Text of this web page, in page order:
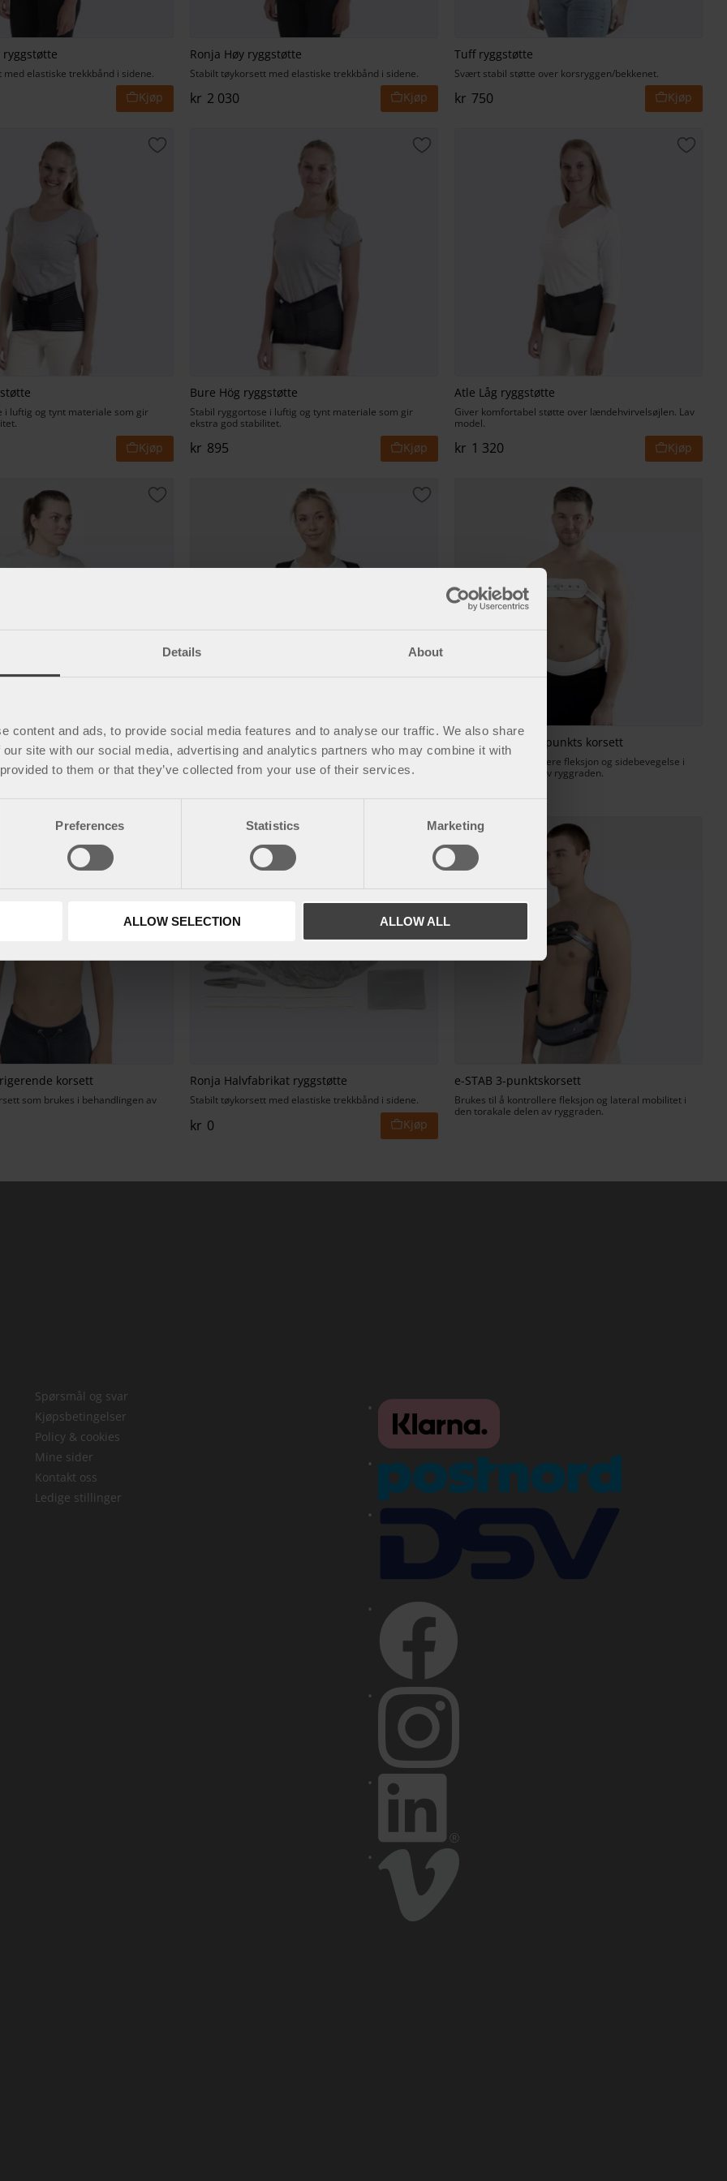
Details About
content and ads, to provide social media features and to analyse our traffic. We also share
site with our social media, advertising and analytics partners who may combine it with
to them or that they’ve collected from your use of their services.
Preferences Statistics Marketing
ALLOW SELECTION ALLOW ALL
elastiske trekkbånd i sidene.
Ronja Høy ryggstøtte
Stabilt tøykorsett med elastiske trekkbånd i sidene.
kr 2 030
Tuff ryggstøtte
Svært stabil støtte over korsryggen/bekkenet.
kr 750
i luftig og tynt materiale som gir
Lagre som favoritt
Bure Hög ryggstøtte
Stabil ryggortose i luftig og tynt materiale som gir
ekstra god stabilitet.
kr 895
Lagre som favoritt
Atle Låg ryggstøtte
Giver komfortabel støtte over lændehvirvelsøjlen. Lav
model.
kr 1 320
Lagre
en formet og justerbar frontparti.
Lagre som favoritt
Ballerina holdningsbandasje
Fleksibel holdningsvest som bidrar til bedre holdning.
Lagre som favoritt
BirkPlus MP45 3-punkts korsett
Brukes for å kontrollere fleksjon og sidebevegelse i
den torakale delen av ryggraden.
korsett
som brukes i behandlingen av
Ronja Halvfabrikat ryggstøtte
Stabilt tøykorsett med elastiske trekkbånd i sidene.
kr 0
Lagre som favoritt
e-STAB 3-punktskorsett
Brukes til å kontrollere fleksjon og lateral mobilitet i
den torakale delen av ryggraden.
Spørsmål og svar
Kjøpsbetingelser
Policy & cookies
Mine sider
Kontakt oss
Ledige stillinger